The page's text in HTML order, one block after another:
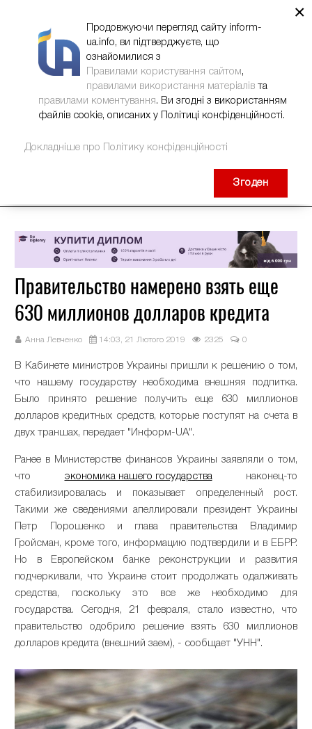
Правительство намерено взять еще
630 миллионов долларов кредита
Анна Левченко 14:03, 21 Лютого 2019 2325 0
В Кабинете министров Украины пришли к решению о том,
что нашему государству необходима внешняя подпитка.
Было принято решение получить еще 630 миллионов
долларов кредитных средств, которые поступят на счета в
двух траншах, передает "Информ-UA".
Ранее в Министерстве финансов Украины заявляли о том,
что экономика нашего государстванаконец-то
стабилизировалась и показывает определенный рост.
Такими же сведениями апеллировали президент Украины
Петр Порошенко и глава правительства Владимир
Гройсман, кроме того, информацию подтвердили и в ЕБРР.
Но в Европейском банке реконструкции и развития
подчеркивали, что Украине стоит продолжать одалживать
средства, поскольку это все же необходимо для
государства. Сегодня, 21 февраля, стало известно, что
правительство одобрило решение взять 630 миллионов
долларов кредита (внешний заем), - сообщает "УНН".
×
Продовжуючи перегляд сайту inform-
ua.info, ви підтверджуєте, що
ознайомилися з
Правилами користування сайтом,
правилами використання матеріалів та
правилами коментування. Ви згодні з використанням
файлів cookie, описаних у Політиці конфіденційності.
Докладніше про Політику конфіденційності
Згоден